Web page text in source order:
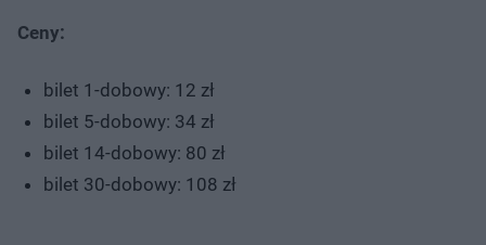
Ceny:
bilet 1-dobowy: 12 zł
bilet 5-dobowy: 34 zł
bilet 14-dobowy: 80 zł
bilet 30-dobowy: 108 zł